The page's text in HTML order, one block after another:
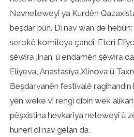
Navneteweyî ya Kurdên
beşdar bûn. Di nav wan de
serokê komîteya çandî; Eterî
şêwira jinan; û endamên şêwira
Elîyeva, Anastasîya Xlînova û
Beşdarvanên festîvalê
yên weke vî rengî dibin wek
pêşxistina hevkarîya neteweyî û
hunerî di nav gelan da.